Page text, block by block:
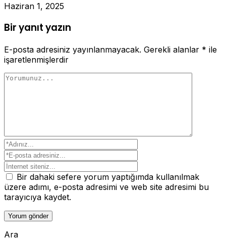
Haziran 1, 2025
Bir yanıt yazın
E-posta adresiniz yayınlanmayacak. Gerekli alanlar * ile
işaretlenmişlerdir
Bir dahaki sefere yorum yaptığımda kullanılmak
üzere adımı, e-posta adresimi ve web site adresimi bu
tarayıcıya kaydet.
Ara